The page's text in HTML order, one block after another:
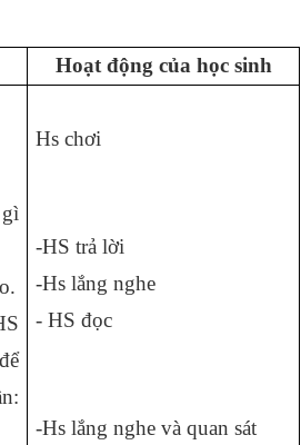
Hoạt động của học sinh
Hs chơi
-HS trả lời
-Hs lắng nghe
- HS đọc
-Hs lắng nghe và quan sát